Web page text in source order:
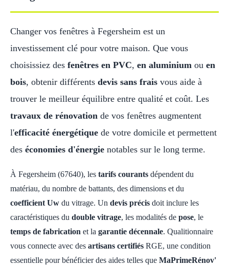
Changer vos fenêtres à Fegersheim est un
investissement clé pour votre maison. Que vous
choisissiez des fenêtres en PVC, en aluminium ou en
bois, obtenir différents devis sans frais vous aide à
trouver le meilleur équilibre entre qualité et coût. Les
travaux de rénovation de vos fenêtres augmentent
l'efficacité énergétique de votre domicile et permettent
des économies d'énergie notables sur le long terme.
À Fegersheim (67640), les tarifs courants dépendent du
matériau, du nombre de battants, des dimensions et du
coefficient Uw du vitrage. Un devis précis doit inclure les
caractéristiques du double vitrage, les modalités de pose, le
temps de fabrication et la garantie décennale. Qualitionnaire
vous connecte avec des artisans certifiés RGE, une condition
essentielle pour bénéficier des aides telles que MaPrimeRénov'